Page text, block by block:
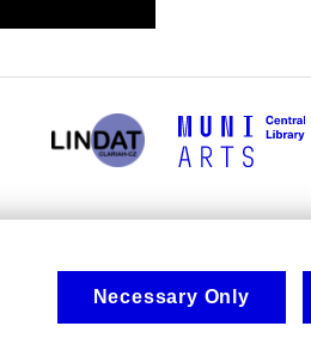
Necessary Only